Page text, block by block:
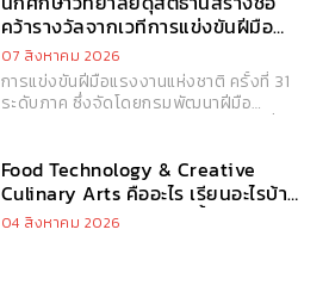
ในการส่งเสริมความร่วมมือด้านวัฒนธรรม
อาหาร และการศึกษาในระดับนานาชาติ
ตอกย้ำความมุ่งมั่นของวิทยาลัยในการสร้าง
เครือข่ายความร่วมมือระดับโลกเพื่อยกระดับ
ประสบการณ์การเรียนรู้ของนักศึกษา
คว้ารางวัลจากเวทีการแข่งขันฝีมือ
แรงงานแห่งชาติ ระดับภาค ปี 2569
07 สิงหาคม 2026
การแข่งขันฝีมือแรงงานแห่งชาติ ครั้งที่ 31
ระดับภาค ซึ่งจัดโดยกรมพัฒนาฝีมือ
ต่างๆ ตั้งตารอคอยที่จะแสดงฝีมือ ซึ่งในปีนี้
กรมพัฒนาฝีมือแรงงาน ได้จัดการแข่งขันไป
เมื่อวันที่ 7-10 กรกฎาคม 2569 ที่ผ่านมา
ณ.สถาบันพัฒนาฝีมือแรงงานในภาคเหนือ
Food Technology & Creative
Culinary Arts คืออะไร เรียนอะไรบ้าง
และทำไมถึงมาแรงในยุคนี้
04 สิงหาคม 2026